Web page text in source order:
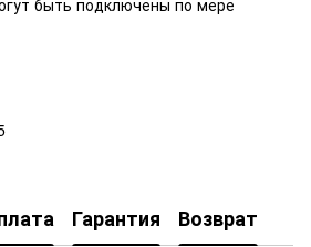
Гарантия Возврат